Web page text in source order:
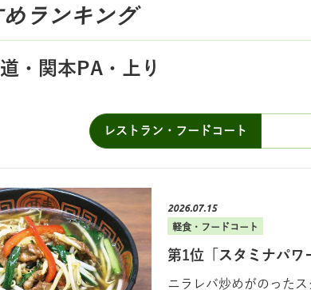
ランキング
・関本PA・上り
レストラン・ フードコート
2026.07.15
軽食・フードコート
第1位「スタミナパワ
ニラレバ炒めがのった